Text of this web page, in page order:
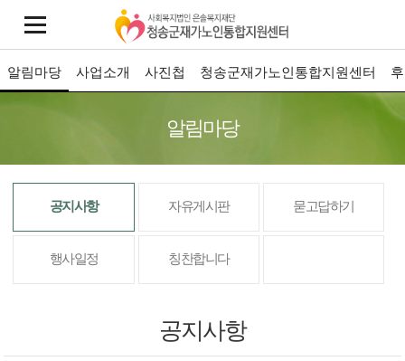
알림마당 사업소개 사진첩 청송군재가노인통합지원센터
알림마당
공지사항 자유게시판 묻고답하기
행사일정 칭찬합니다
공지사항